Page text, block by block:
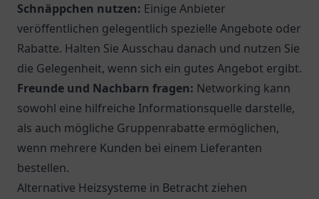
Schnäppchen nutzen: Einige Anbieter
veröffentlichen gelegentlich spezielle Angebote oder
Rabatte. Halten Sie Ausschau danach und nutzen Sie
die Gelegenheit, wenn sich ein gutes Angebot ergibt.
Freunde und Nachbarn fragen: Networking kann
sowohl eine hilfreiche Informationsquelle darstelle,
als auch mögliche Gruppenrabatte ermöglichen,
wenn mehrere Kunden bei einem Lieferanten
bestellen.
Alternative Heizsysteme in Betracht ziehen